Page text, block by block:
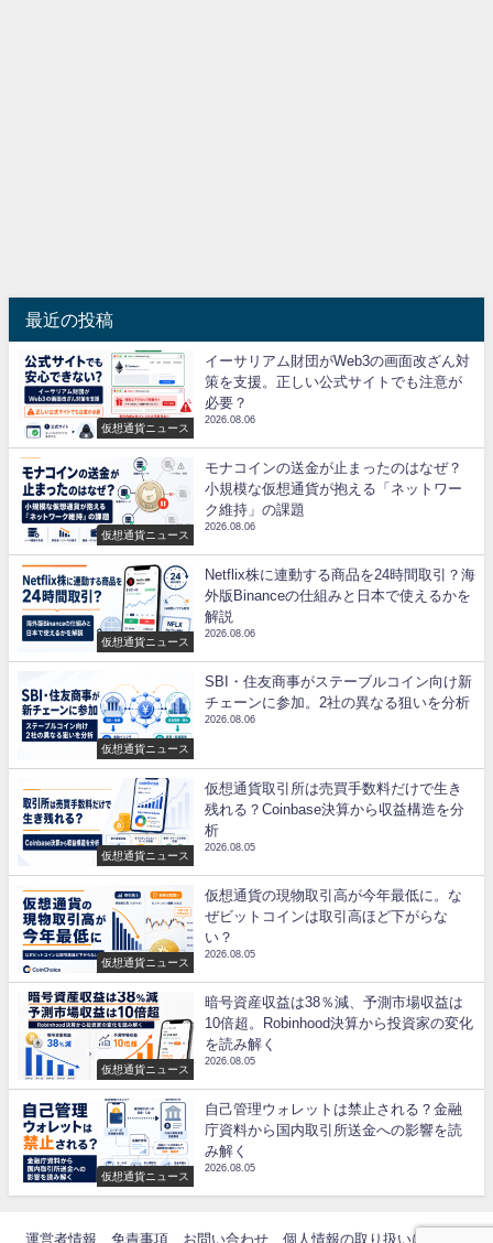
最近の投稿
仮想通貨ニュース
イーサリアム財団がWeb3の画面改ざん対
策を支援。正しい公式サイトでも注意が
必要？
2026.08.06
仮想通貨ニュース
モナコインの送金が止まったのはなぜ？
小規模な仮想通貨が抱える「ネットワー
ク維持」の課題
2026.08.06
仮想通貨ニュース
Netflix株に連動する商品を24時間取引？海
外版Binanceの仕組みと日本で使えるかを
解説
2026.08.06
仮想通貨ニュース
SBI・住友商事がステーブルコイン向け新
チェーンに参加。2社の異なる狙いを分析
2026.08.06
仮想通貨ニュース
仮想通貨取引所は売買手数料だけで生き
残れる？Coinbase決算から収益構造を分
析
2026.08.05
仮想通貨ニュース
仮想通貨の現物取引高が今年最低に。な
ぜビットコインは取引高ほど下がらな
い？
2026.08.05
仮想通貨ニュース
暗号資産収益は38％減、予測市場収益は
10倍超。Robinhood決算から投資家の変化
を読み解く
2026.08.05
仮想通貨ニュース
自己管理ウォレットは禁止される？金融
庁資料から国内取引所送金への影響を読
み解く
2026.08.05
運営者情報 免責事項 お問い合わせ 個人情報の取り扱いについて